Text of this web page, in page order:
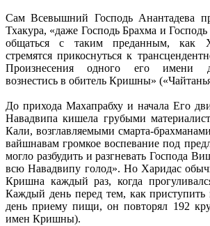
Сам Всевышний Господь Анантадева
Тхакура, «даже Господь Брахма и
общаться с таким преданным, как
стремятся прикоснуться к
Произнесения одного его имени
вознестись в обитель Кришны»
До прихода Махапрабху и начала Его
Навадвипа кишела грубыми
Кали, возглавляемыми смарта-
вайшнавам громкое воспевание под
могло разбудить и разгневать Господа
всю Навадвипу голод». Но Харидас
Кришна каждый раз, когда
Каждый день перед тем, как приступить
день приему пищи, он повторял 192
имен Кришны).